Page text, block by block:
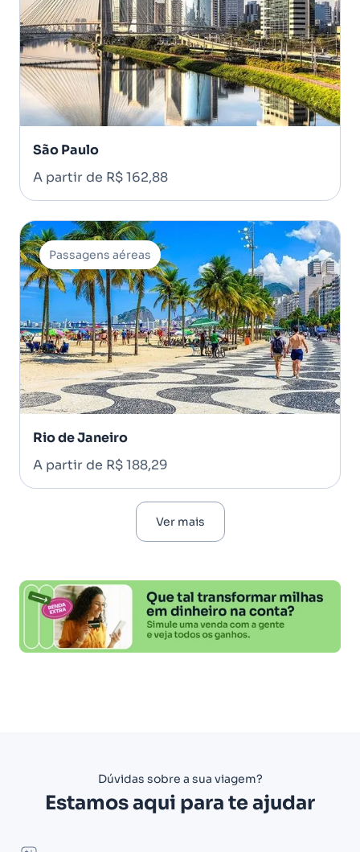
São Paulo
A partir de R$ 162,88
Passagens aéreas
Rio de Janeiro
A partir de R$ 188,29
Ver mais
Dúvidas sobre a sua viagem?
Estamos aqui para te ajudar